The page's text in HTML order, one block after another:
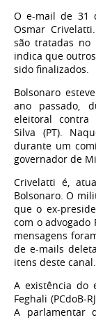
O e-mail de 31
Osmar
são tratadas no
indica que
sido finalizados.
Bolsonaro
ano passado,
eleitoral
Silva (PT).
durante um
governador de
Crivelatti é,
Bolsonaro. O
que o ex-
com o advogado
mensagens
de e-mails
itens deste canal.
A existência do
Feghali (PCdoB-
A parlamentar